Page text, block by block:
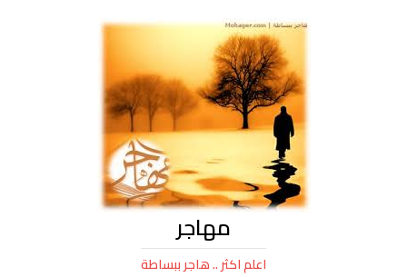
مهاجر
اعلم اكثر .. هاجر ببساطة